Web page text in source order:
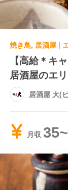
【高給＊キ
居酒屋のエ
居酒屋 大(
月収